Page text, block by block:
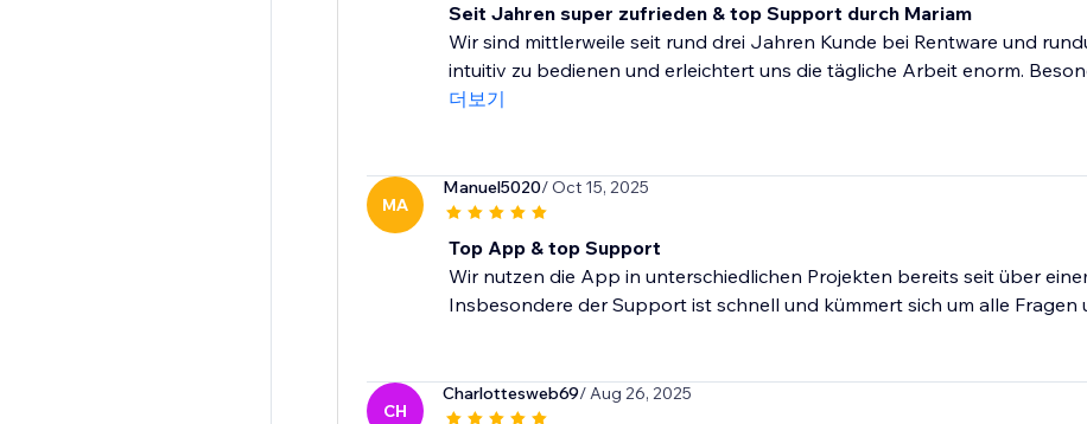
Seit Jahren super zufrieden & top Support durch Mariam
Wir sind mittlerweile seit rund drei Jahren Kunde bei Rentware und
intuitiv zu bedienen und erleichtert uns die tägliche Arbeit enorm.
더보기
MA
Manuel5020/ Oct 15, 2025
Top App & top Support
Wir nutzen die App in unterschiedlichen Projekten bereits seit über
Insbesondere der Support ist schnell und kümmert sich um alle
CH
Charlottesweb69/ Aug 26, 2025